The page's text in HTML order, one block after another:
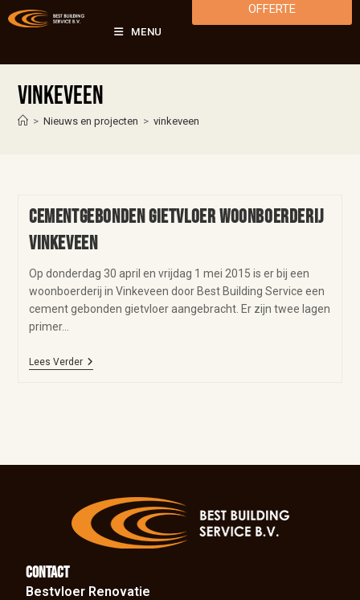
MENU
OFFERTE
vinkeveen
> Nieuws en projecten > vinkeveen
Cementgebonden gietvloer woonboerderij
Vinkeveen
Op donderdag 30 april en vrijdag 1 mei 2015 is er bij een
woonboerderij in Vinkeveen door Best Building Service een
cement gebonden gietvloer aangebracht. Er zijn twee lagen
primer…
Lees Verder
Contact
Bestvloer Renovatie